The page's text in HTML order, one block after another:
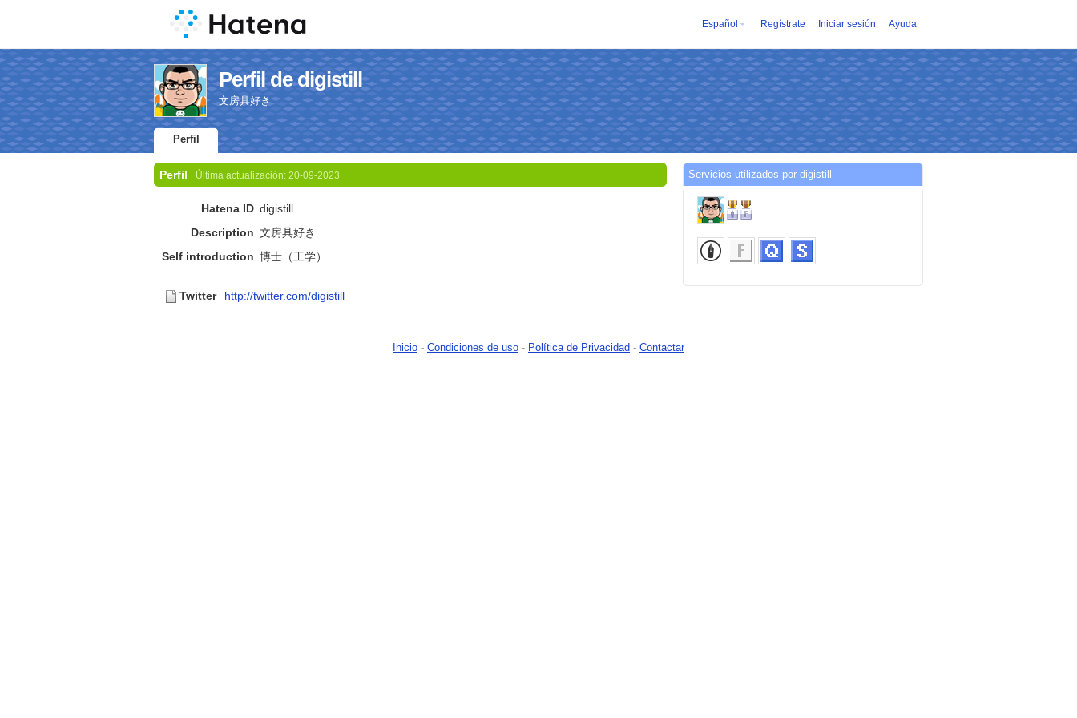
Español Regístrate Iniciar sesión Ayuda
Perfil de digistill
文房具好き
Perfil
Perfil Última actualización: 20-09-2023
Hatena ID digistill
Description 文房具好き
Self introduction 博士（工学）
Twitter http://twitter.com/digistill
Servicios utilizados por digistill
Inicio - Condiciones de uso - Política de Privacidad - Contactar